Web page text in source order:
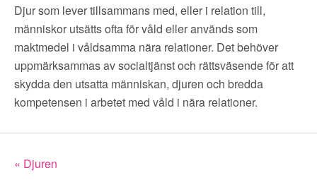
Djur som lever tillsammans med, eller i relation till,
människor utsätts ofta för våld eller används som
maktmedel i våldsamma nära relationer. Det behöver
uppmärksammas av socialtjänst och rättsväsende för att
skydda den utsatta människan, djuren och bredda
kompetensen i arbetet med våld i nära relationer.
« Djuren